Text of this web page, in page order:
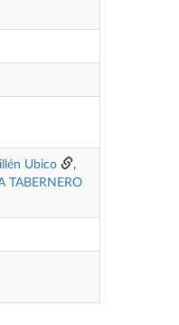
Ubico
,
TABERNERO